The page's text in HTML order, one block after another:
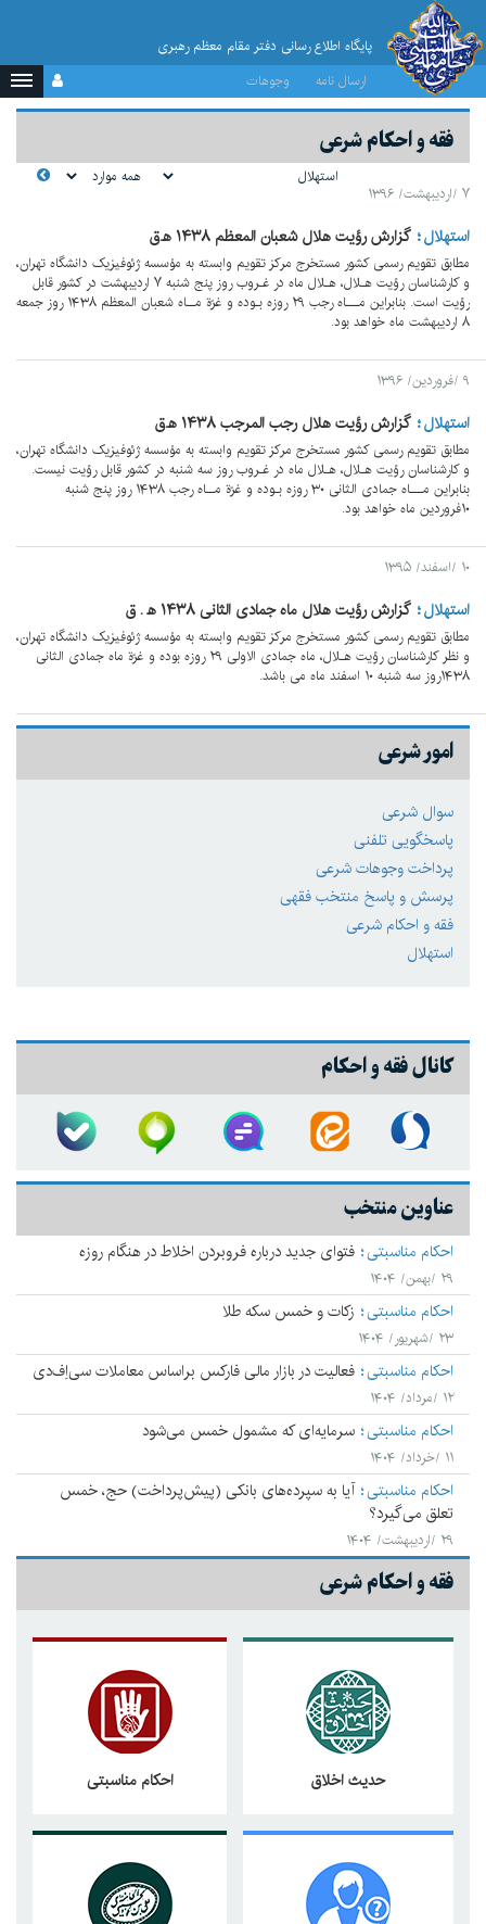
پایگاه اطلاع رسانی دفتر مقام معظم رهبری
ارسال نامه
وجوهات
فقه و احکام شرعی
۷ /اردیبهشت/ ۱۳۹۶
استهلال گزارش رؤیت هلال شعبان المعظم ۱۴۳۸ ه‍.ق
مطابق تقویم رسمی کشور مستخرج مرکز تقویم وابسته به مؤسسه ژئوفیزیک دانشگاه تهران،
و کارشناسان رؤیت هـلال، هـلال ماه در غـروب روز پنج شنبه ۷ اردیبهشت در کشور قابل
رؤیت است. بنابراین مـــاه رجب ۲۹ روزه بـوده و غرّة مــاه شعبان المعظم ۱۴۳۸ روز جمعه
۸ اردیبهشت ماه خواهد بود.
۹ /فروردین/ ۱۳۹۶
استهلال گزارش رؤیت هلال رجب المرجب ۱۴۳۸ ه‍.ق
مطابق تقویم رسمی کشور مستخرج مرکز تقویم وابسته به مؤسسه ژئوفیزیک دانشگاه تهران،
و کارشناسان رؤیت هـلال، هـلال ماه در غـروب روز سه شنبه در کشور قابل رؤیت نیست.
بنابراین مـــاه جمادی الثانی ۳۰ روزه بـوده و غرّة مــاه رجب ۱۴۳۸ روز پنج شنبه
۱۰فروردین ماه خواهد بود.
۱۰ /اسفند/ ۱۳۹۵
استهلال گزارش رؤیت هلال ماه جمادی الثانی ۱۴۳۸ ه‍ . ق
مطابق تقویم رسمی کشور مستخرج مرکز تقویم وابسته به مؤسسه ژئوفیزیک دانشگاه تهران،
و نظر کارشناسان رؤیت هـلال، ماه جمادی الاولی ۲۹ روزه بوده و غرّة ماه جمادی الثانی
۱۴۳۸روز سه شنبه ۱۰ اسفند ماه می باشد.
امور شرعی
سوال شرعی
پاسخگویی تلفنی
پرداخت وجوهات شرعی
پرسش و پاسخ منتخب فقهی
فقه و احکام شرعی
استهلال
کانال فقه و احکام
عناوین منتخب
احکام مناسبتی فتوای جدید درباره فروبردن اخلاط در هنگام روزه
۲۹ /بهمن/ ۱۴۰۴
احکام مناسبتی زکات و خمس سکه طلا
۲۳ /شهریور/ ۱۴۰۴
احکام مناسبتی فعالیت در بازار مالی فارکس براساس معاملات سی‌اِف‌دی
۱۲ /مرداد/ ۱۴۰۴
احکام مناسبتی سرمایه‌ای که مشمول خمس می‌شود
۱۱ /خرداد/ ۱۴۰۴
احکام مناسبتی آیا به سپرده‌های بانکی (پیش‌پرداخت) حج، خمس
تعلق می‌‌گیرد؟
۲۹ /اردیبهشت/ ۱۴۰۴
فقه و احکام شرعی
حدیث اخلاق احکام مناسبتی